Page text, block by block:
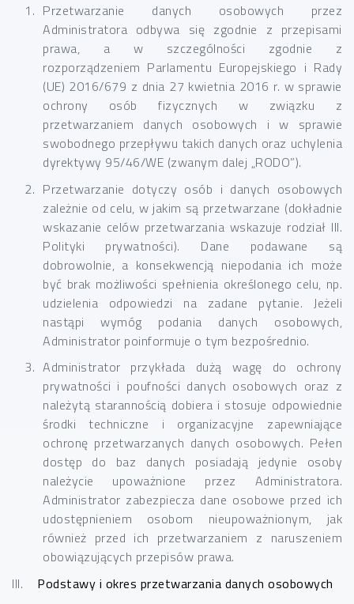
Przetwarzanie danych osobowych przez
Administratora odbywa się zgodnie z przepisami
prawa, a w szczególności zgodnie z
rozporządzeniem Parlamentu Europejskiego i Rady
(UE) 2016/679 z dnia 27 kwietnia 2016 r. w sprawie
ochrony osób fizycznych w związku z
przetwarzaniem danych osobowych i w sprawie
swobodnego przepływu takich danych oraz uchylenia
dyrektywy 95/46/WE (zwanym dalej „RODO”).
Przetwarzanie dotyczy osób i danych osobowych
zależnie od celu, w jakim są przetwarzane (dokładnie
wskazanie celów przetwarzania wskazuje rodział III.
Polityki prywatności). Dane podawane są
dobrowolnie, a konsekwencją niepodania ich może
być brak możliwości spełnienia określonego celu, np.
udzielenia odpowiedzi na zadane pytanie. Jeżeli
nastąpi wymóg podania danych osobowych,
Administrator poinformuje o tym bezpośrednio.
Administrator przykłada dużą wagę do ochrony
prywatności i poufności danych osobowych oraz z
należytą starannością dobiera i stosuje odpowiednie
środki techniczne i organizacyjne zapewniające
ochronę przetwarzanych danych osobowych. Pełen
dostęp do baz danych posiadają jedynie osoby
należycie upoważnione przez Administratora.
Administrator zabezpiecza dane osobowe przed ich
udostępnieniem osobom nieupoważnionym, jak
również przed ich przetwarzaniem z naruszeniem
obowiązujących przepisów prawa.
III.
Podstawy i okres przetwarzania danych osobowych